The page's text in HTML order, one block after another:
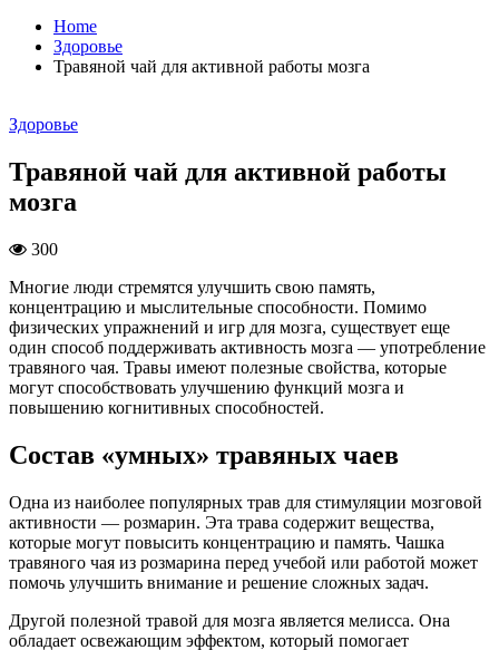
Home
Здоровье
Травяной чай для активной работы мозга
Здоровье
Травяной чай для активной работы
мозга
300
Многие люди стремятся улучшить свою память,
концентрацию и мыслительные способности. Помимо
физических упражнений и игр для мозга, существует еще
один способ поддерживать активность мозга — употребление
травяного чая. Травы имеют полезные свойства, которые
могут способствовать улучшению функций мозга и
повышению когнитивных способностей.
Состав «умных» травяных чаев
Одна из наиболее популярных трав для стимуляции мозговой
активности — розмарин. Эта трава содержит вещества,
которые могут повысить концентрацию и память. Чашка
травяного чая из розмарина перед учебой или работой может
помочь улучшить внимание и решение сложных задач.
Другой полезной травой для мозга является мелисса. Она
обладает освежающим эффектом, который помогает